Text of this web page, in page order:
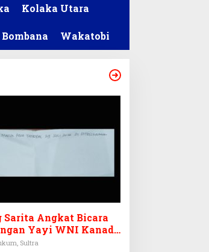
Kolaka Utara
Bombana Wakatobi
Sarita Angkat Bicara
Yayi WNI Kanada
Rp3,6 Miliar
Sultra